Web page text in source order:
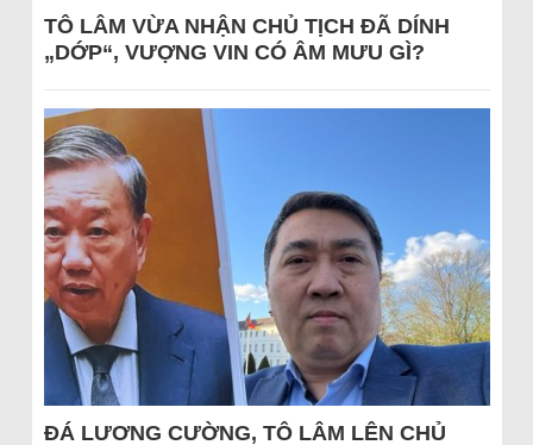
TÔ LÂM VỪA NHẬN CHỦ TỊCH ĐÃ DÍNH
„DỚP“, VƯỢNG VIN CÓ ÂM MƯU GÌ?
ĐÁ LƯƠNG CƯỜNG, TÔ LÂM LÊN CHỦ